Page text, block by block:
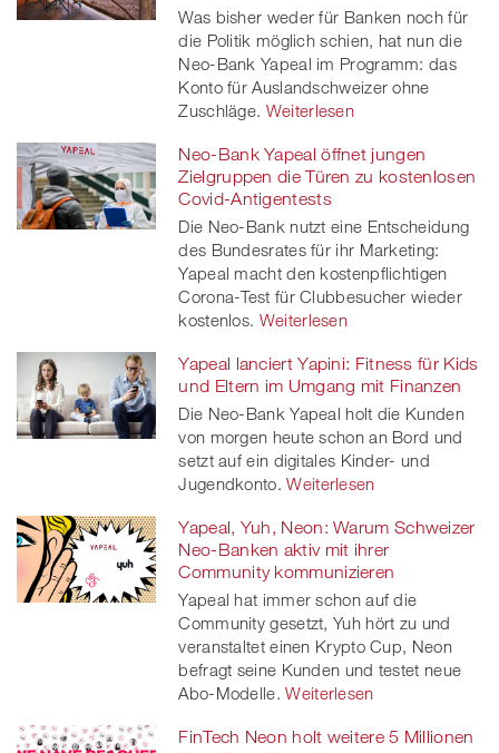
Was bisher weder für Banken noch für
die Politik möglich schien, hat nun die
Neo-Bank Yapeal im Programm: das
Konto für Auslandschweizer ohne
Zuschläge. Weiterlesen
Neo-Bank Yapeal öffnet jungen
Zielgruppen die Türen zu kostenlosen
Covid-Antigentests
Die Neo-Bank nutzt eine Entscheidung
des Bundesrates für ihr Marketing:
Yapeal macht den kostenpflichtigen
Corona-Test für Clubbesucher wieder
kostenlos. Weiterlesen
Yapeal lanciert Yapini: Fitness für Kids
und Eltern im Umgang mit Finanzen
Die Neo-Bank Yapeal holt die Kunden
von morgen heute schon an Bord und
setzt auf ein digitales Kinder- und
Jugendkonto. Weiterlesen
Yapeal, Yuh, Neon: Warum Schweizer
Neo-Banken aktiv mit ihrer
Community kommunizieren
Yapeal hat immer schon auf die
Community gesetzt, Yuh hört zu und
veranstaltet einen Krypto Cup, Neon
befragt seine Kunden und testet neue
Abo-Modelle. Weiterlesen
FinTech Neon holt weitere 5 Millionen